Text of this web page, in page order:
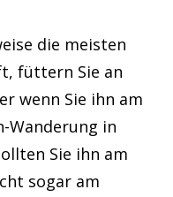
die meisten
füttern Sie an
wenn Sie ihn am
Wanderung in
Sie ihn am
sogar am